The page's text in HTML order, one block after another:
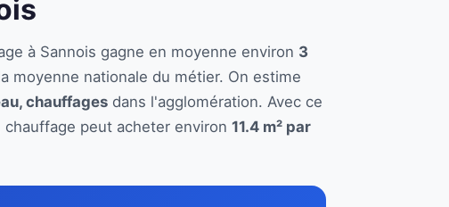
à Sannois gagne en moyenne environ 3
moyenne nationale du métier. On estime
chauffages dans l'agglomération. Avec ce
peut acheter environ 11.4 m² par